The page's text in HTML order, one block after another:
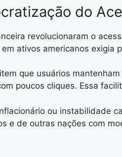
do
revolucionaram o
ativos americanos exigia
que usuários
poucos cliques. Essa
ou instabilidade
e de outras nações com